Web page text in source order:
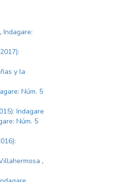
, Indagare:
y la
Núm. 5
Indagare
Núm. 5
,